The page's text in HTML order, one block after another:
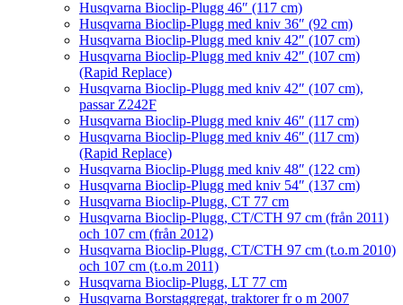
Husqvarna Bioclip-Plugg 46″ (117 cm)
Husqvarna Bioclip-Plugg med kniv 36″ (92 cm)
Husqvarna Bioclip-Plugg med kniv 42″ (107 cm)
Husqvarna Bioclip-Plugg med kniv 42″ (107 cm)
(Rapid Replace)
Husqvarna Bioclip-Plugg med kniv 42″ (107 cm),
passar Z242F
Husqvarna Bioclip-Plugg med kniv 46″ (117 cm)
Husqvarna Bioclip-Plugg med kniv 46″ (117 cm)
(Rapid Replace)
Husqvarna Bioclip-Plugg med kniv 48″ (122 cm)
Husqvarna Bioclip-Plugg med kniv 54″ (137 cm)
Husqvarna Bioclip-Plugg, CT 77 cm
Husqvarna Bioclip-Plugg, CT/CTH 97 cm (från 2011)
och 107 cm (från 2012)
Husqvarna Bioclip-Plugg, CT/CTH 97 cm (t.o.m 2010)
och 107 cm (t.o.m 2011)
Husqvarna Bioclip-Plugg, LT 77 cm
Husqvarna Borstaggregat, traktorer fr o m 2007